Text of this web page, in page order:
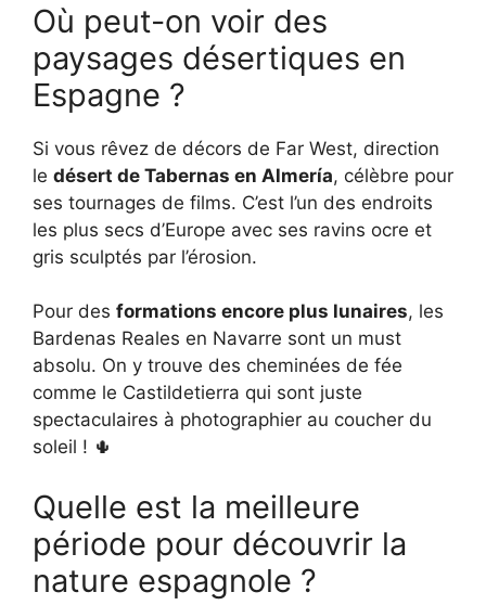
Où peut-on voir des
paysages désertiques en
Espagne ?
Si vous rêvez de décors de Far West, direction
le désert de Tabernas en Almería, célèbre pour
ses tournages de films. C’est l’un des endroits
les plus secs d’Europe avec ses ravins ocre et
gris sculptés par l’érosion.
Pour des formations encore plus lunaires, les
Bardenas Reales en Navarre sont un must
absolu. On y trouve des cheminées de fée
comme le Castildetierra qui sont juste
spectaculaires à photographier au coucher du
soleil ! 🌵
Quelle est la meilleure
période pour découvrir la
nature espagnole ?